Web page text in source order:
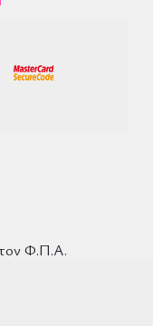
Φ.Π.Α.